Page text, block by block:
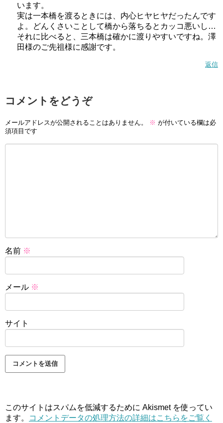
います。
実は一本橋を渡るときには、内心ヒヤヒヤだったんです
よ。どんくさいことして橋から落ちるとカッコ悪いし…
それに比べると、三本橋は確かに渡りやすいですね。澤
田様のご先祖様に感謝です。
返信
コメントをどうぞ
メールアドレスが公開されることはありません。 ※ が付いている欄は必
須項目です
名前 ※
メール ※
サイト
このサイトはスパムを低減するために Akismet を使ってい
ます。
コメントデータの処理方法の詳細はこちらをご覧く